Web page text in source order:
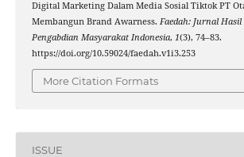
Digital Marketing Dalam Media Sosial Tiktok PT
Membangun Brand Awarness. Faedah: Jurnal Hasil
Pengabdian Masyarakat Indonesia, 1(3), 74–83.
https://doi.org/10.59024/faedah.v1i3.253
More Citation Formats
ISSUE